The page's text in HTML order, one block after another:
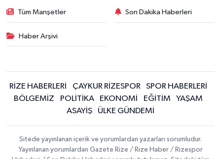
Tüm Manşetler Son Dakika Haberleri
Haber Arşivi
RİZE HABERLERİ ÇAYKUR RİZESPOR
SPOR HABERLERİ
BÖLGEMİZ
POLİTİKA EKONOMİ EĞİTİM
YAŞAM
ASAYİŞ
ÜLKE GÜNDEMİ
Sitede yayınlanan içerik ve yorumlardan yazarları sorumludur.
Yayınlanan yorumlardan Gazete Rize / Rize Haber / Rizespor